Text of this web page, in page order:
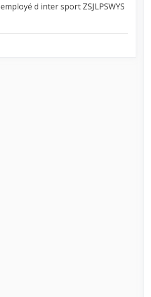
d inter sport ZSJLPSWYS